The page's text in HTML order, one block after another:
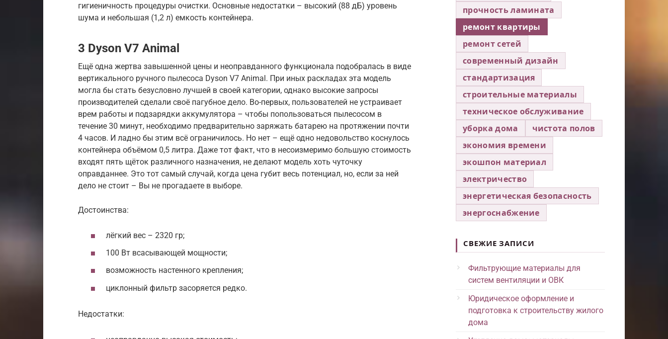
гигиеничность процедуры очистки. Основные недостатки – высокий (88 дБ) уровень
шума и небольшая (1,2 л) емкость контейнера.
3 Dyson V7 Animal
Ещё одна жертва завышенной цены и неоправданного функционала подобралась в виде
вертикального ручного пылесоса Dyson V7 Animal. При иных раскладах эта модель
могла бы стать безусловно лучшей в своей категории, однако высокие запросы
производителей сделали своё пагубное дело. Во-первых, пользователей не устраивает
врем работы и подзарядки аккумулятора – чтобы попользоваться пылесосом в
течение 30 минут, необходимо предварительно заряжать батарею на протяжении почти
4 часов. И ладно бы этим всё ограничилось. Но нет – ещё одно недовольство коснулось
контейнера объёмом 0,5 литра. Даже тот факт, что в несоизмеримо большую стоимость
входят пять щёток различного назначения, не делают модель хоть чуточку
оправданнее. Это тот самый случай, когда цена губит весь потенциал, но, если за ней
дело не стоит – Вы не прогадаете в выборе.
Достоинства:
лёгкий вес – 2320 гр;
100 Вт всасывающей мощности;
возможность настенного крепления;
циклонный фильтр засоряется редко.
Недостатки:
прочность ламината
ремонт квартиры
ремонт сетей
современный дизайн
стандартизация
строительные материалы
техническое обслуживание
уборка дома
чистота полов
экономия времени
экошпон материал
электричество
энергетическая безопасность
энергоснабжение
СВЕЖИЕ ЗАПИСИ
Фильтрующие материалы для
систем вентиляции и ОВК
Юридическое оформление и
подготовка к строительству жилого
дома